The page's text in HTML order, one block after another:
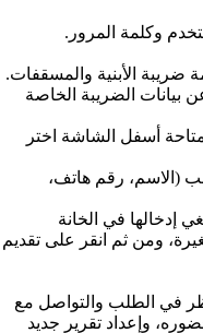
وكلمة المرور.
الأبنية والمسقفات.
بيانات الضريبة الخاصة
أسفل الشاشة اختر
(الاسم، رقم هاتف،
في الخانة
ومن ثم انقر على تقديم
في الطلب والتواصل مع
وإعداد تقرير جديد